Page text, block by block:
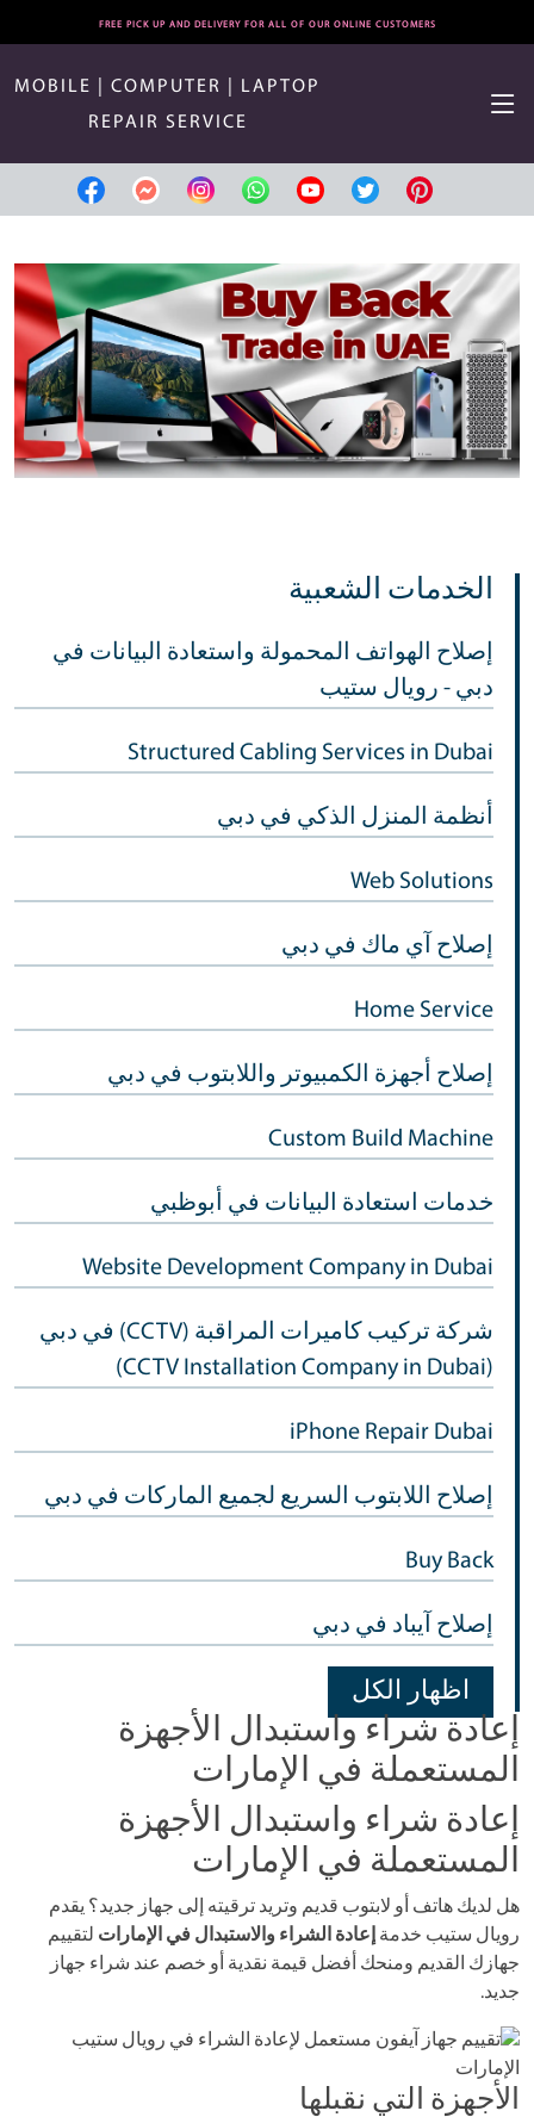
FREE PICK UP AND DELIVERY FOR ALL OF OUR ONLINE CUSTOMERS
MOBILE | COMPUTER | LAPTOP
REPAIR SERVICE
الخدمات الشعبية
إصلاح الهواتف المحمولة واستعادة البيانات في
دبي - رويال ستيب
Structured Cabling Services in Dubai
أنظمة المنزل الذكي في دبي
Web Solutions
إصلاح آي ماك في دبي
Home Service
إصلاح أجهزة الكمبيوتر واللابتوب في دبي
Custom Build Machine
خدمات استعادة البيانات في أبوظبي
Website Development Company in Dubai
شركة تركيب كاميرات المراقبة (CCTV) في دبي
(CCTV Installation Company in Dubai)
iPhone Repair Dubai
إصلاح اللابتوب السريع لجميع الماركات في دبي
Buy Back
إصلاح آيباد في دبي
اظهار الكل
إعادة شراء واستبدال الأجهزة
المستعملة في الإمارات
إعادة شراء واستبدال الأجهزة
المستعملة في الإمارات
هل لديك هاتف أو لابتوب قديم وتريد ترقيته إلى جهاز جديد؟ يقدم
رويال ستيب خدمة إعادة الشراء والاستبدال في الإمارات لتقييم
جهازك القديم ومنحك أفضل قيمة نقدية أو خصم عند شراء جهاز
جديد.
الأجهزة التي نقبلها